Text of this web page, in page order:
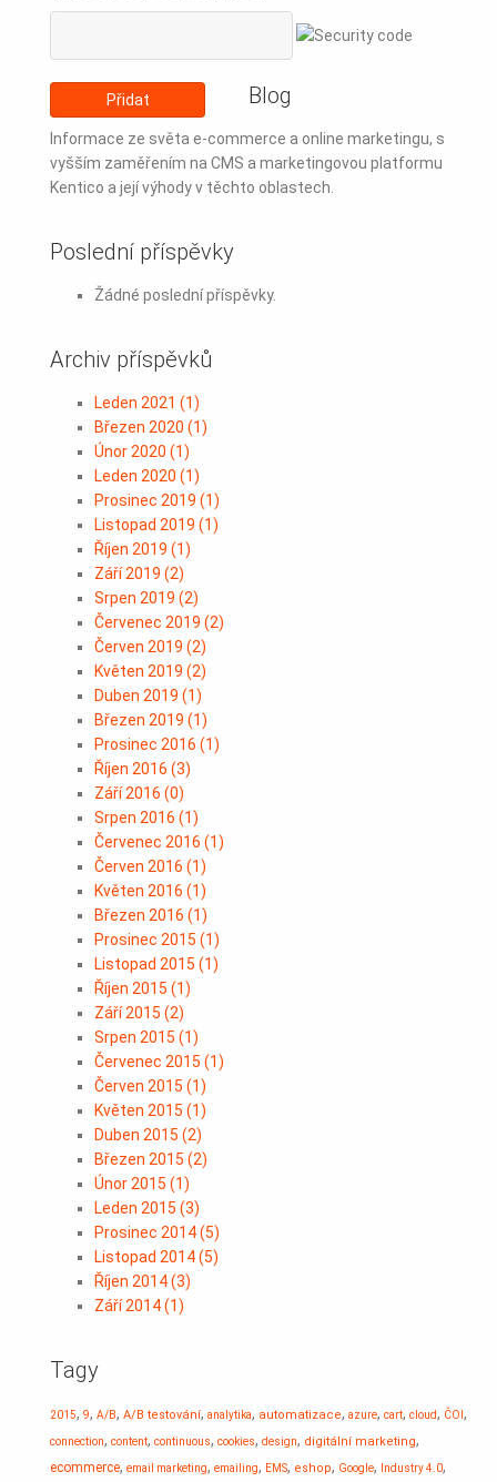
Blog
Informace ze světa e-commerce a online marketingu, s
vyšším zaměřením na CMS a marketingovou platformu
Kentico a její výhody v těchto oblastech.
Poslední příspěvky
Žádné poslední příspěvky.
Archiv příspěvků
Leden 2021 (1)
Březen 2020 (1)
Únor 2020 (1)
Leden 2020 (1)
Prosinec 2019 (1)
Listopad 2019 (1)
Říjen 2019 (1)
Září 2019 (2)
Srpen 2019 (2)
Červenec 2019 (2)
Červen 2019 (2)
Květen 2019 (2)
Duben 2019 (1)
Březen 2019 (1)
Prosinec 2016 (1)
Říjen 2016 (3)
Září 2016 (0)
Srpen 2016 (1)
Červenec 2016 (1)
Červen 2016 (1)
Květen 2016 (1)
Březen 2016 (1)
Prosinec 2015 (1)
Listopad 2015 (1)
Říjen 2015 (1)
Září 2015 (2)
Srpen 2015 (1)
Červenec 2015 (1)
Červen 2015 (1)
Květen 2015 (1)
Duben 2015 (2)
Březen 2015 (2)
Únor 2015 (1)
Leden 2015 (3)
Prosinec 2014(5)
Listopad 2014(5)
Říjen 2014(3)
Září 2014(1)
Tagy
2015, 9, A/B, A/B testování, analytika, automatizace, azure, cart, cloud, ČOI ,
connection, content, continuous, cookies, design, digitální marketing,
ecommerce, email marketing, emailing, EMS, eshop, Google, Industry 4.0,